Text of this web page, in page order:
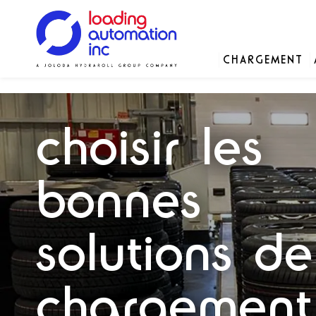
Main
menu
CHARGEMENT
Pièces détachées
Notre histoire
choisir les
bonnes
solutions de